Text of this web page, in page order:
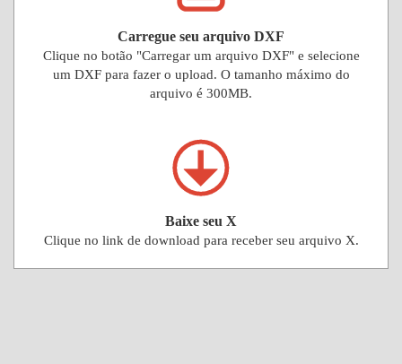
Carregue seu arquivo DXF
Clique no botão "Carregar um arquivo DXF" e selecione
um DXF para fazer o upload. O tamanho máximo do
arquivo é 300MB.
Baixe seu X
Clique no link de download para receber seu arquivo X.